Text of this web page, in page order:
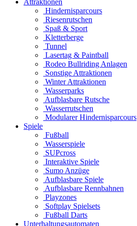
Attraktionen
Hindernisparcours
Riesenrutschen
Spaß & Sport
Kletterberge
Tunnel
Lasertag & Paintball
Rodeo Bullriding Anlagen
Sonstige Attraktionen
Winter Attraktionen
Wasserparks
Aufblasbare Rutsche
Wasserrutschen
Modularer Hindernisparcours
Spiele
Fußball
Wasserspiele
SUPcross
Interaktive Spiele
Sumo Anzüge
Aufblasbare Spiele
Aufblasbare Rennbahnen
Playzones
Softplay Spielsets
Fußball Darts
Unterhaltungsautomaten